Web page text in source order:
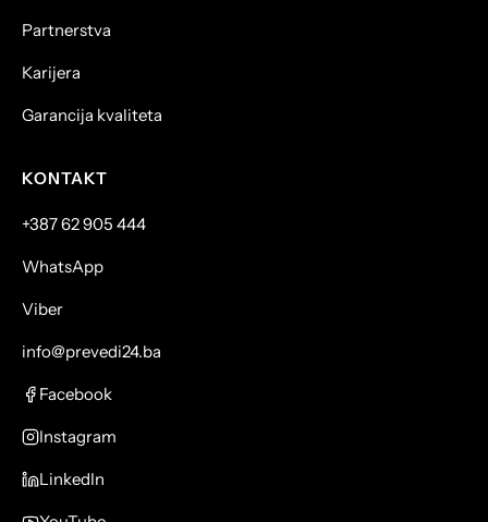
Partnerstva
Karijera
Garancija kvaliteta
KONTAKT
+387 62 905 444
WhatsApp
Viber
info@prevedi24.ba
Facebook
Instagram
LinkedIn